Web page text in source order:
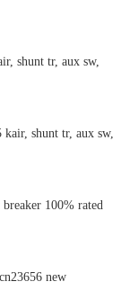
shunt tr, aux sw,
kair, shunt tr, aux sw,
100% rated
new